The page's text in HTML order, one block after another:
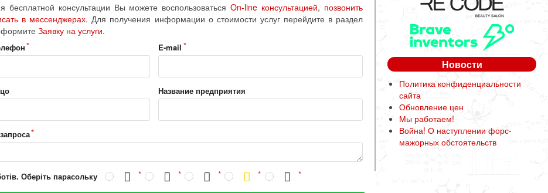
бесплатной консультации Вы можете воспользоватьсяOn-line консультацией, позвонить
в мессенджерах. Для получения информации о стоимости услуг перейдите в раздел
Заявку на услуги.
E-mail
Название предприятия
Оберіть парасольку
Новости
Политика конфиденциальности
сайта
Обновление цен
Мы работаем!
Война! О наступлении форс-
мажорных обстоятельств